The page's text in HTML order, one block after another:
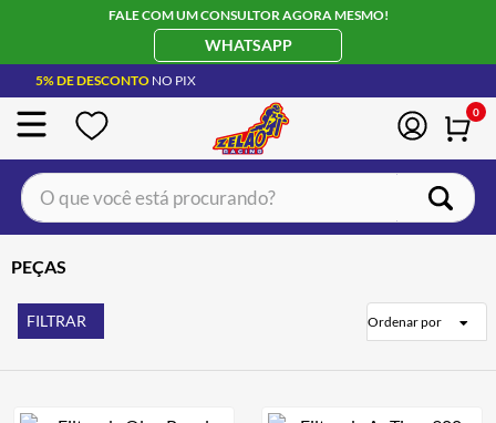
FALE COM UM CONSULTOR AGORA MESMO!
WHATSAPP
5% DE DESCONTO NO PIX
0
O que você está procurando?
PEÇAS
FILTRAR Ordenar por
1 º
2º BOTA